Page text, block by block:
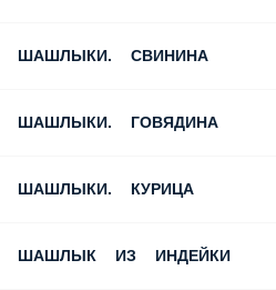
ШАШЛЫКИ. СВИНИНА
ШАШЛЫКИ. ГОВЯДИНА
ШАШЛЫКИ. КУРИЦА
ШАШЛЫК ИЗ ИНДЕЙКИ